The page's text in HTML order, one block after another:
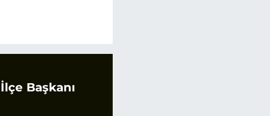
Başkanı